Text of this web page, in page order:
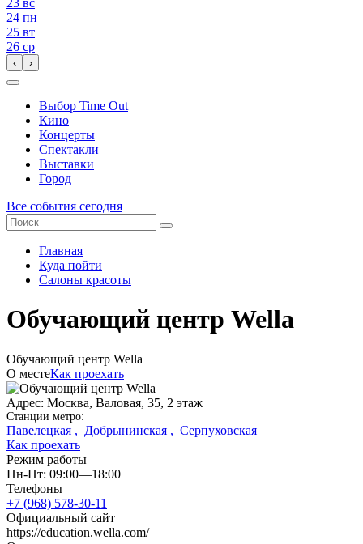
23 вс
24 пн
25 вт
26 ср
‹ ›
Выбор Time Out
Кино
Концерты
Спектакли
Выставки
Город
Все события сегодня
Главная
Куда пойти
Салоны красоты
Обучающий центр Wella
Обучающий центр Wella
О местеКак проехать
Адрес: Москва, Валовая, 35, 2 этаж
Станции метро:
Павелецкая , Добрынинская , Серпуховская
Как проехать
Режим работы
Пн-Пт: 09:00—18:00
Телефоны
+7 (968) 578-30-11
Официальный сайт
https://education.wella.com/